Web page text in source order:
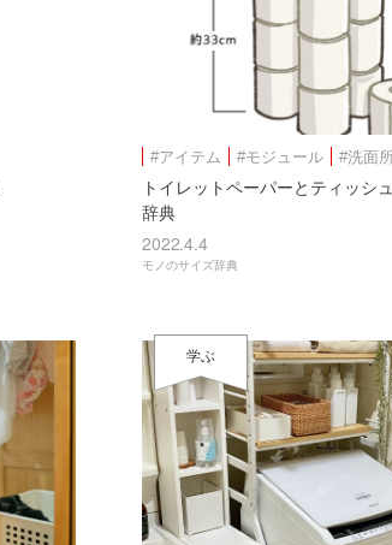
#アイテム #モジュール #洗面
トイレットペーパーとティッシ
辞典
2022.4.4
モノのサイズ辞典
学ぶ